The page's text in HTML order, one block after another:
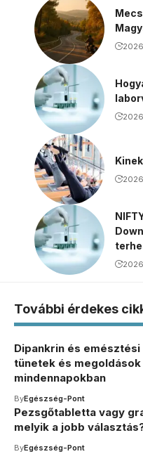
További érdekes
Dipankrin és
tünetek és megoldások
mindennapokban
ByEgészség-Pont
Pezsgőtabletta vagy
melyik a jobb
ByEgészség-Pont